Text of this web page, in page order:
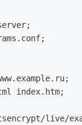
;
;
;
index.htm
;
live/